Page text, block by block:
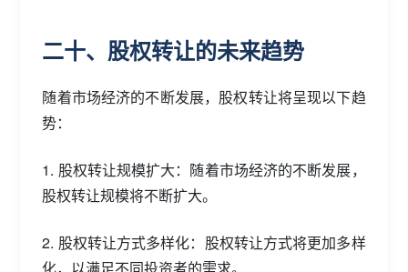
二十、股权转让的未来趋势
随着市场经济的不断发展，股权转让将呈现以下趋
势：
1. 股权转让规模扩大：随着市场经济的不断发展，
股权转让规模将不断扩大。
2. 股权转让方式多样化：股权转让方式将更加多样
化，以满足不同投资者的需求。